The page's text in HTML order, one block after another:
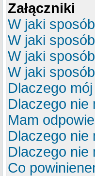
Załączniki
W jaki
W jaki
W jaki
W jaki
Dlaczego
Dlaczego nie
Mam
Dlaczego nie
Dlaczego nie
Co